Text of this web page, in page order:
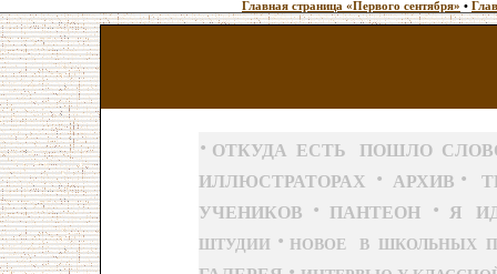
Главная страница «Первого сентября» •
· ОТКУДА ЕСТЬ ПОШЛО
ИЛЛЮСТРАТОРАХ
· АРХИВ ·
УЧЕНИКОВ
· ПАНТЕОН · Я
ШТУДИИ · НОВОЕ В ШКОЛЬНЫХ